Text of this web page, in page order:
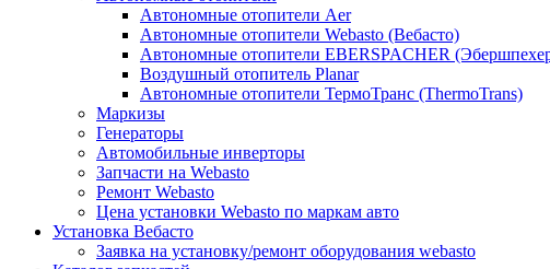
Автономные отопители Аer
Автономные отопители Webasto (Вебасто)
Автономные отопители EBERSPACHER
Воздушный отопитель Planar
Автономные отопители ТермоТранс (ThermoTrans)
Маркизы
Генераторы
Автомобильные инверторы
Запчасти на Webasto
Ремонт Webasto
Цена установки Webasto по маркам авто
Установка Вебасто
Заявка на установку/ремонт оборудования webasto